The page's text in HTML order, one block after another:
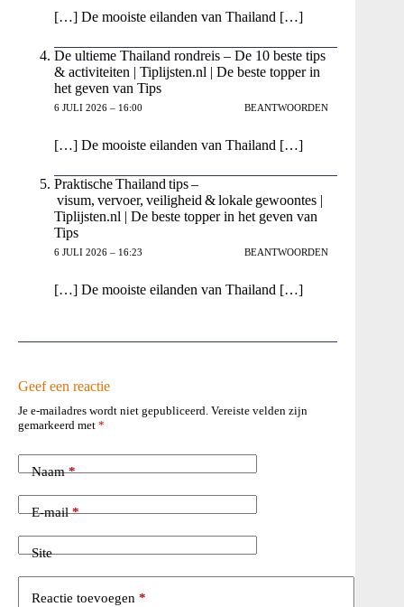
[…] De mooiste eilanden van Thailand […]
De ultieme Thailand rondreis – De 10 beste tips
& activiteiten | Tiplijsten.nl | De beste topper in
het geven van Tips
6 JULI 2026 – 16:00 BEANTWOORDEN
[…] De mooiste eilanden van Thailand […]
Praktische Thailand tips –
visum, vervoer, veiligheid & lokale gewoontes |
Tiplijsten.nl | De beste topper in het geven van
Tips
6 JULI 2026 – 16:23 BEANTWOORDEN
[…] De mooiste eilanden van Thailand […]
Geef een reactie
Je e-mailadres wordt niet gepubliceerd. Vereiste velden zijn
gemarkeerd met *
Naam*
E-mail*
Site
Reactie toevoegen *